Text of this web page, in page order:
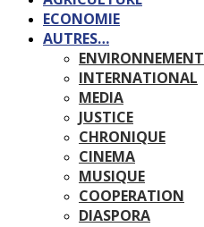
ECONOMIE
AUTRES…
ENVIRONNEMENT
INTERNATIONAL
MEDIA
JUSTICE
CHRONIQUE
CINEMA
MUSIQUE
COOPERATION
DIASPORA